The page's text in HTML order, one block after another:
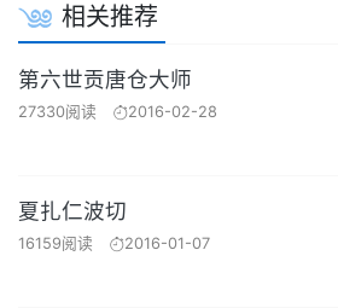
相关推荐
第六世贡唐仓大师
27330阅读 2016-02-28
夏扎仁波切
16159阅读 2016-01-07